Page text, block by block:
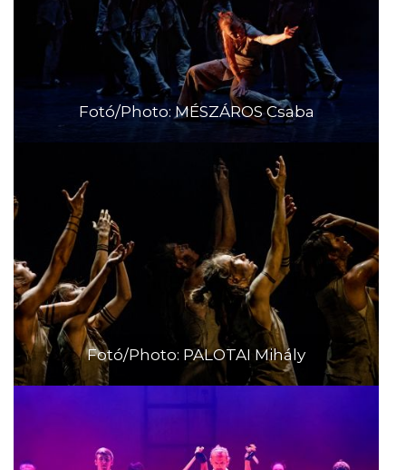
Fotó/Photo: MÉSZÁROS Csaba
Fotó/Photo: PALOTAI Mihály